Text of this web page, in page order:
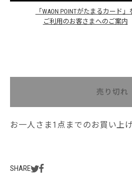
「WAON POINTがたまるカード」
ご利用のお客さまへのご案内
売り切れ
お一人さま1点までのお買い上
SHARE